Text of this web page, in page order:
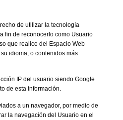
de utilizar la tecnología
fin de reconocerlo como Usuario
que realice del Espacio Web
idioma, o contenidos más
IP del usuario siendo Google
de esta información.
a un navegador, por medio de
la navegación del Usuario en el